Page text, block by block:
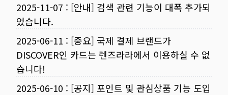
2025-11-07 : [안내] 검색 관련 기능이 대폭 추가되
었습니다.
2025-06-11 : [중요] 국제 결제 브랜드가
DISCOVER인 카드는 렌즈라라에서 이용하실 수 없
습니다!
2025-06-10 : [공지] 포인트 및 관심상품 기능 도입